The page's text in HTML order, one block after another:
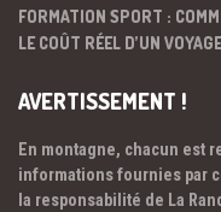
FORMATION SPORT :
LE COÛT RÉEL D’UN
AVERTISSEMENT !
En montagne, chacun est
informations fournies par
la responsabilité de La